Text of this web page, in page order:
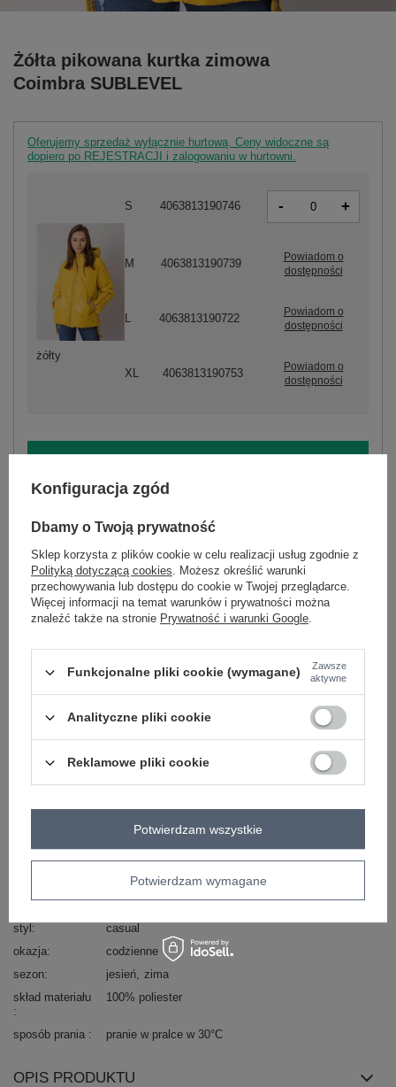
Żółta pikowana kurtka zimowa
Coimbra SUBLEVEL
Oferujemy sprzedaż wyłącznie hurtową. Ceny widoczne są
dopiero po REJESTRACJI i zalogowaniu w hurtowni.
żółty
S 4063813190746 - +
M 4063813190739
Powiadom o
dostępności
4063813190722
Powiadom o
dostępności
XL 4063813190753
Powiadom o
dostępności
Zadzwoń +48 601 547 740 Zadaj pytanie
Kod produktu
D50048Y44495A3
Marka
SUBLEVEL
dominujący
długość
standardowa
kaptur
z kapturem
pora roku
kurtki na zimę
rodzaj
pikowana puchowa
długi rękaw
wypełnienie
syntetyczne
materiał
poliester
dodatkowe
kieszenie
suwak
typ produktu
kurtka puchowa
styl
casual
okazja
codzienne
sezon
jesień
zima
skład materiału
100% poliester
sposób prania pranie w pralce w 30°C
OPIS PRODUKTU
Konfiguracja zgód
Dbamy o Twoją prywatność
Sklep korzysta z plików cookie w celu realizacji usług zgodnie z
Polityką dotyczącą cookies. Możesz określić warunki
przechowywania lub dostępu do cookie w Twojej przeglądarce.
Więcej informacji na temat warunków i prywatności można
znaleźć także na stronie Prywatność i warunki Google.
Funkcjonalne pliki cookie (wymagane)
Zawsze
aktywne
Analityczne pliki cookie
Reklamowe pliki cookie
Potwierdzam wymagane
Potwierdzam wszystkie